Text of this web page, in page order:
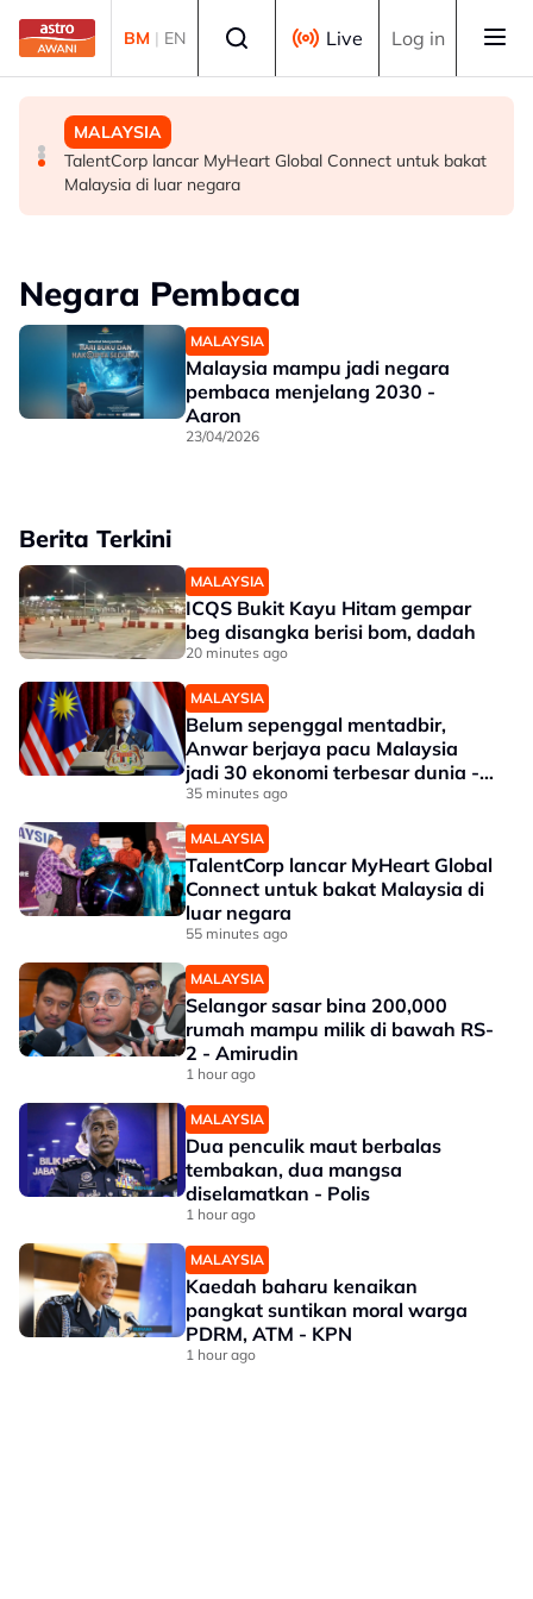
Skip to main content
BM | EN Live Log in
MALAYSIA
ICQS Bukit Kayu Hitam gempar beg disangka berisi
bom, dadah
MALAYSIA
Belum sepenggal mentadbir, Anwar berjaya pacu
Malaysia jadi 30 ekonomi terbesar dunia - Penganalisis
MALAYSIA
TalentCorp lancar MyHeart Global Connect untuk bakat
Malaysia di luar negara
Negara Pembaca
MALAYSIA
Malaysia mampu jadi negara
pembaca menjelang 2030 -
Aaron
23/04/2026
Berita Terkini
MALAYSIA
ICQS Bukit Kayu Hitam gempar
beg disangka berisi bom, dadah
20 minutes ago
MALAYSIA
Belum sepenggal mentadbir,
Anwar berjaya pacu Malaysia
jadi 30 ekonomi terbesar dunia -
Penganalisis
35 minutes ago
MALAYSIA
TalentCorp lancar MyHeart Global
Connect untuk bakat Malaysia di
luar negara
55 minutes ago
MALAYSIA
Selangor sasar bina 200,000
rumah mampu milik di bawah RS-
2 - Amirudin
1 hour ago
MALAYSIA
Dua penculik maut berbalas
tembakan, dua mangsa
diselamatkan - Polis
1 hour ago
MALAYSIA
Kaedah baharu kenaikan
pangkat suntikan moral warga
PDRM, ATM - KPN
1 hour ago